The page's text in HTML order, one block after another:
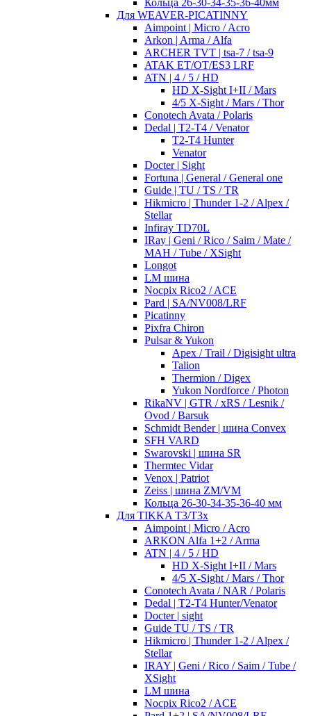
Кольца 26-30-34-35-36-40мм
Для WEAVER-PICATINNY
Aimpoint | Micro / Acro
Arkon | Arma / Alfa
ARCHER TVT | tsa-7 / tsa-9
ATAK ET/OT/ES3 LRF
ATN | 4 / 5 / HD
HD X-Sight I+II / Mars
4/5 X-Sight / Mars / Thor
Conotech Avata / Polaris
Dedal | T2-T4 / Venator
T2-T4 Hunter
Venator
Docter | Sight
Fortuna | General / General one
Guide | TU / TS / TR
Hikmicro | Thunder 1-2 / Alpex /
Stellar
Infiray TD70L
IRay | Geni / Rico / Saim / Mate /
MAH / Tube / XSight
Longot
LM шина
Nocpix Rico2 / ACE
Pard | SA/NV008/LRF
Picatinny
Pixfra Chiron
Pulsar & Yukon
Apex / Trail / Digisight ultra
Talion
Thermion / Digex
Yukon Nordforce / Photon
RikaNV | GTR / xRS / Lesnik /
Ovod / Barsuk
Schmidt Bender | шина Convex
SFH VARD
Swarovski | шина SR
Thermtec Vidar
Venox | Patriot
Zeiss | шина ZM/VM
Кольца 26-30-34-35-36-40 мм
Для TIKKA T3/T3x
Aimpoint | Micro / Acro
ARKON Alfa 1+2 / Arma
ATN | 4 / 5 / HD
HD X-Sight I+II / Mars
4/5 X-Sight / Mars / Thor
Conotech Avata / NAR / Polaris
Dedal | T2-T4 Hunter/Venator
Docter | sight
Guide TU / TS / TR
Hikmicro | Thunder 1-2 / Alpex /
Stellar
IRAY | Geni / Rico / Saim / Tube /
XSight
LM шина
Nocpix Rico2 / ACE